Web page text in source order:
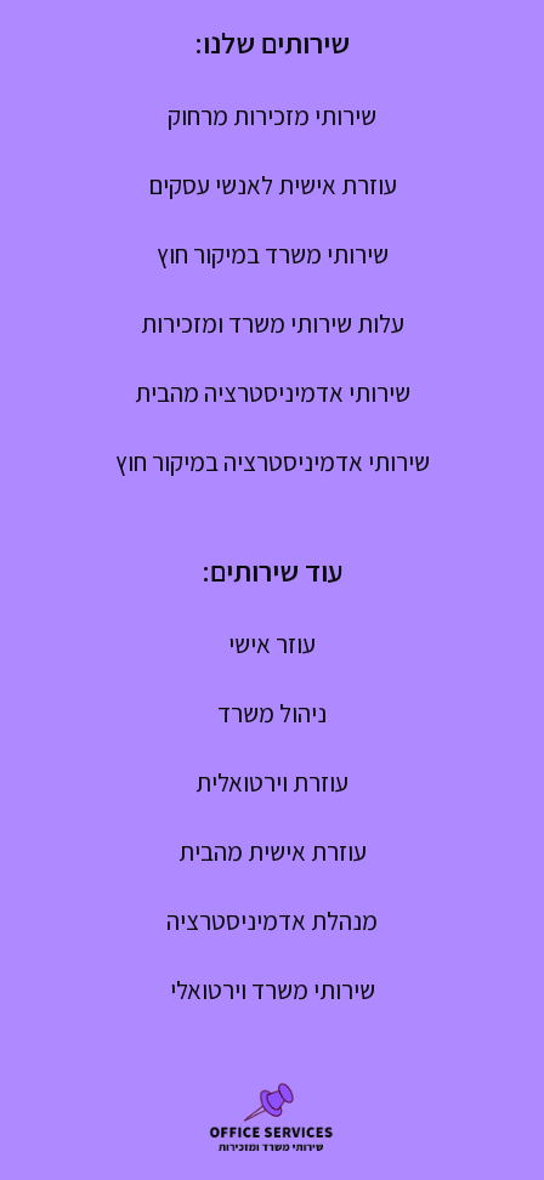
שירותים שלנו:
שירותי מזכירות מרחוק
עוזרת אישית לאנשי עסקים
שירותי משרד במיקור חוץ
עלות שירותי משרד ומזכירות
שירותי אדמיניסטרציה מהבית
שירותי אדמיניסטרציה במיקור חוץ
עוד שירותים:
עוזר אישי
ניהול משרד
עוזרת וירטואלית
עוזרת אישית מהבית
מנהלת אדמיניסטרציה
שירותי משרד וירטואלי